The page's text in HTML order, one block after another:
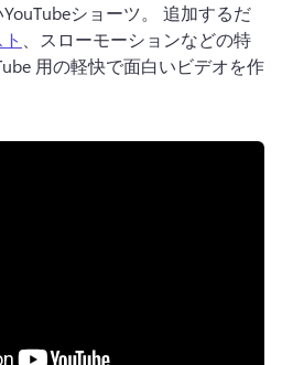
ショーツ。 追加するだ
、スローモーションなどの特
用の軽快で面白いビデオを作